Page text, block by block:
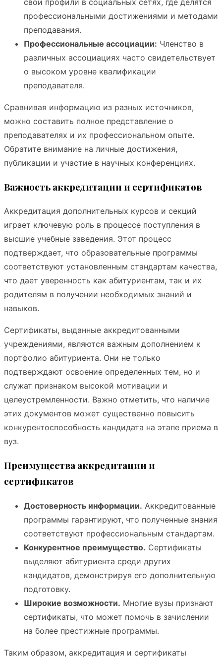
профессиональными достижениями и методами
преподавания.
Профессиональные ассоциации: Членство в
различных ассоциациях часто свидетельствует
о высоком уровне квалификации
преподавателя.
Сравнивая информацию из разных источников,
можно составить полное представление о
преподавателях и их профессиональном опыте.
Обратите внимание на личные достижения,
публикации и участие в научных конференциях.
Важность аккредитации и сертификатов
Аккредитация дополнительных курсов и секций
играет ключевую роль в процессе поступления в
высшие учебные заведения. Этот процесс
подтверждает, что образовательные программы
соответствуют установленным стандартам качества,
что дает уверенность как абитуриентам, так и их
родителям в получении необходимых знаний и
навыков.
Сертификаты, выданные аккредитованными
учреждениями, являются важным дополнением к
портфолио абитуриента. Они не только
подтверждают освоение определенных тем, но и
служат признаком высокой мотивации и
целеустремленности. Важно отметить, что наличие
этих документов может существенно повысить
конкурентоспособность кандидата на этапе приема в
вуз.
Преимущества аккредитации и
сертификатов
Достоверность информации. Аккредитованные
программы гарантируют, что полученные знания
соответствуют профессиональным стандартам.
Конкурентное преимущество. Сертификаты
выделяют абитуриента среди других
кандидатов, демонстрируя его дополнительную
подготовку.
Широкие возможности. Многие вузы признают
сертификаты, что может помочь в зачислении
на более престижные программы.
Таким образом, аккредитация и сертификаты